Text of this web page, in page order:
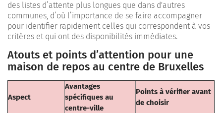
des listes d’attente plus longues que dans d'autres
communes, d’où l’importance de se faire accompagner
pour identifier rapidement celles qui correspondent à vos
critères et qui ont des disponibilités immédiates.
Atouts et points d’attention pour une
maison de repos au centre de Bruxelles
Aspect
Avantages
spécifiques au
centre-ville
Points à vérifier avant
de choisir